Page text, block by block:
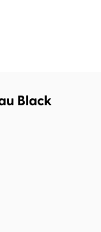
Black